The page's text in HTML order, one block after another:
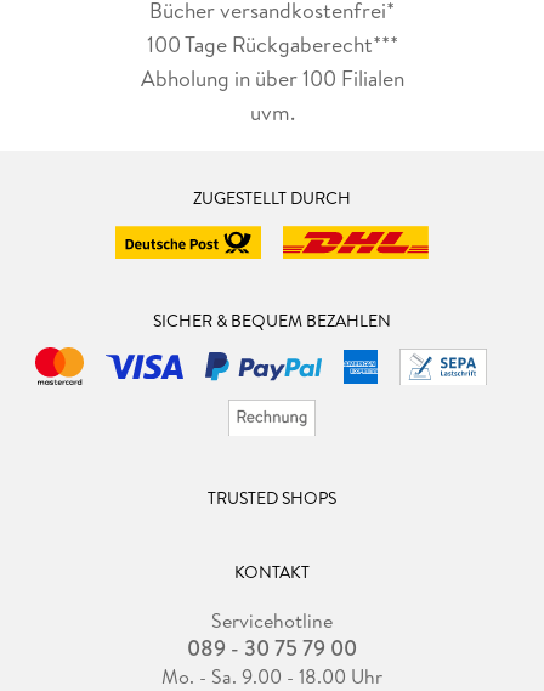
Bücher versandkostenfrei*
100 Tage Rückgaberecht***
Abholung in über 100 Filialen
uvm.
ZUGESTELLT DURCH
SICHER & BEQUEM BEZAHLEN
TRUSTED SHOPS
KONTAKT
Servicehotline
089 - 30 75 79 00
Mo. - Sa. 9.00 - 18.00 Uhr